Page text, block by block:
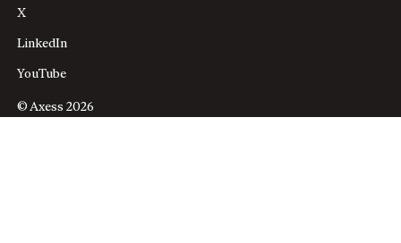
X
LinkedIn
YouTube
© Axess 2026